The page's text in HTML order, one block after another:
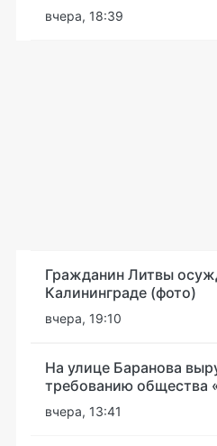
вчера, 18:39
Гражданин Литвы
Калининграде (фото)
вчера, 19:10
На улице Баранова
требованию общества
вчера, 13:41